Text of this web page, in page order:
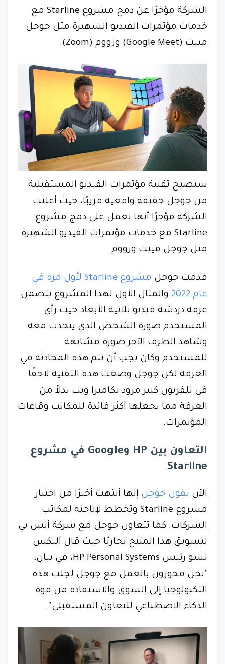
الشركة مؤخرًا عن دمج مشروع Starline مع
خدمات مؤتمرات الفيديو الشهيرة مثل جوجل
مييت (Google Meet) وزووم (Zoom).
ستصبح تقنية مؤتمرات الفيديو المستقبلية
من جوجل حقيقة واقعية قريبًا، حيث أعلنت
الشركة مؤخرًا أنها تعمل على دمج مشروع
Starline مع خدمات مؤتمرات الفيديو الشهيرة
مثل جوجل مييت وزووم.
قدمت جوجل
مشروع Starline لأول مرة في
عام 2022
والمثال الأول لهذا المشروع يتضمن
غرفة دردشة فيديو ثلاثية الأبعاد حيث رأى
المستخدم صورة الشخص الذي يتحدث معه
وشاهد الطرف الآخر صورة مشابهة
للمستخدم وكان يجب أن تتم هذه المحادثة في
الغرفة لكن جوجل وضعت هذه التقنية لاحقًا
في تلفزيون كبير مزود بكاميرا ويب بدلاً من
الغرفة مما يجعلها أكثر فائدة للمكاتب وقاعات
المؤتمرات.
التعاون بين HP وGoogle في مشروع
Starline
الآن تقول جوجل إنها أنتهت أخيرًا من اختبار
مشروع Starline وتخطط لإتاحته لمكاتب
الشركات. كما تتعاون جوجل مع شركة أتش بي
لتسويق هذا المنتج تجاريًا حيث قال أليكس
تشو رئيس HP Personal Systems، في بيان:
"نحن فخورون بالعمل مع جوجل لجلب هذه
التكنولوجيا إلى السوق والاستفادة من قوة
الذكاء الاصطناعي للتعاون المستقبلي".